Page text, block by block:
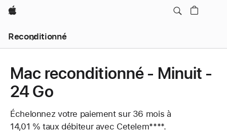
Apple
Reconditionné
Mac reconditionné - Minuit -
24 Go
Échelonnez votre paiement sur 36 mois à
14,01 % taux débiteur avec CetelemNote
Note
****.